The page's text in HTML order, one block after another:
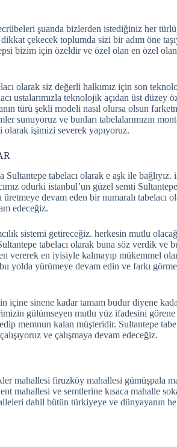
şuanda bizlerden istediğiniz her türlü
çekecek toplumda sizi bir adım öne
bizim için özeldir ve özel olan en özel
olarak siz değerli halkımız için son
ustalarımızla teknolojik açıdan üst düzey
türü şekli modeli nasıl olursa olsun
sunuyoruz ve bunları tabelalarımızın
olarak işimizi severek yapıyoruz.
Sultantepe tabelacı olarak e aşk ile bağlıyız.
odurki istanbul’un güzel semti
devam eden bir numaralı tabelacı
edeceğiz.
sistemi getireceğiz. herkesin mutlu
tabelacı olarak buna söz verdik ve
vererek en iyisiyle kalmayıp mükemmel
yolda yürümeye devam edin ve farkı
içine sinene kadar tamam budur diyene
gülümseyen mutlu yüz ifadesini
memnun kalan müşteridir. Sultantepe
ve çalışmaya devam edeceğiz.
mahallesi firuzköy mahallesi gümüşpala
mahallesi ve semtlerine kısaca mahalle
dahil bütün türkiyeye ve dünyayanın